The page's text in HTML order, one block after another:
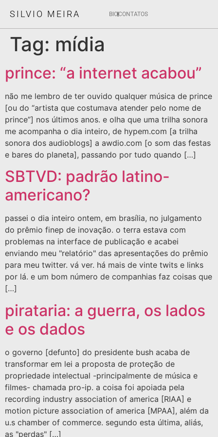
SILVIO MEIRA BIOCONTATOS
Tag: mídia
prince: “a internet acabou”
não me lembro de ter ouvido qualquer música de prince
[ou do “artista que costumava atender pelo nome de
prince”] nos últimos anos. e olha que uma trilha sonora
me acompanha o dia inteiro, de hypem.com [a trilha
sonora dos audioblogs] a awdio.com [o som das festas
e bares do planeta], passando por tudo quando […]
SBTVD: padrão latino-
americano?
passei o dia inteiro ontem, em brasília, no julgamento
do prêmio finep de inovação. o terra estava com
problemas na interface de publicação e acabei
enviando meu "relatório" das apresentações do prêmio
para meu twitter. vá ver. há mais de vinte twits e links
por lá. e um bom número de companhias faz coisas que
[…]
pirataria: a guerra, os lados
e os dados
o governo [defunto] do presidente bush acaba de
transformar em lei a proposta de proteção de
propriedade intelectual -principalmente de música e
filmes- chamada pro-ip. a coisa foi apoiada pela
recording industry association of america [RIAA] e
motion picture association of america [MPAA], além da
u.s chamber of commerce. segundo esta última, aliás,
as "perdas" […]